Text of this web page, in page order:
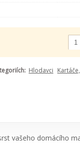
Hlodavci
vašeho domácího